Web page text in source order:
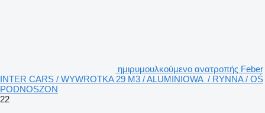
ημιρυμουλκούμενο ανατροπής Feber
INTER CARS / WYWROTKA 29 M3 / ALUMINIOWA / RYNNA / OŚ
PODNOSZON
22